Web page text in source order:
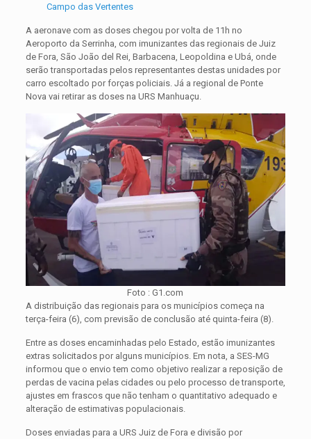
Campo das Vertentes
A aeronave com as doses chegou por volta de 11h no
Aeroporto da Serrinha, com imunizantes das regionais de Juiz
de Fora, São João del Rei, Barbacena, Leopoldina e Ubá, onde
serão transportadas pelos representantes destas unidades por
carro escoltado por forças policiais. Já a regional de Ponte
Nova vai retirar as doses na URS Manhuaçu.
Foto : G1.com
A distribuição das regionais para os municípios começa na
terça-feira (6), com previsão de conclusão até quinta-feira (8).
Entre as doses encaminhadas pelo Estado, estão imunizantes
extras solicitados por alguns municípios. Em nota, a SES-MG
informou que o envio tem como objetivo realizar a reposição de
perdas de vacina pelas cidades ou pelo processo de transporte,
ajustes em frascos que não tenham o quantitativo adequado e
alteração de estimativas populacionais.
Doses enviadas para a URS Juiz de Fora e divisão por